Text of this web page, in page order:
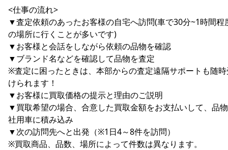
<仕事の流れ>
▼査定依頼のあったお客様の自宅へ訪問(車で30分~1時間程
の場所に行くことが多いです)
▼お客様と会話をしながら依頼の品物を確認
▼ブランド名などを確認して品物を査定
※査定に困ったときは、本部からの査定遠隔サポートも随
けられます！
▼お客様に買取価格の提示と理由のご説明
▼買取希望の場合、合意した買取金額をお支払いして、品
社用車に積み込み
▼次の訪問先へと出発（※1日4～8件を訪問）
※買取商品、品数、場所によって件数は異なります。